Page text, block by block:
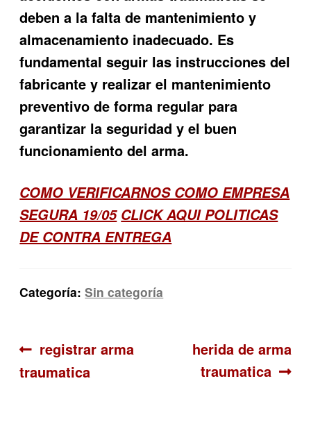
deben a la falta de mantenimiento y
almacenamiento inadecuado. Es
fundamental seguir las instrucciones del
fabricante y realizar el mantenimiento
preventivo de forma regular para
garantizar la seguridad y el buen
funcionamiento del arma.
COMO VERIFICARNOS COMO EMPRESA
SEGURA 19/05 CLICK AQUI POLITICAS
DE CONTRA ENTREGA
Categoría:Sin categoría
Navegación
de
Anterior:
registrar arma
traumatica
Siguiente:
herida de arma
traumatica